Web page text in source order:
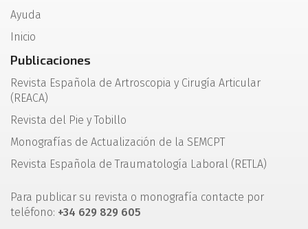
Ayuda
Inicio
Publicaciones
Revista Española de Artroscopia y Cirugía Articular
(REACA)
Revista del Pie y Tobillo
Monografías de Actualización de la SEMCPT
Revista Española de Traumatología Laboral (RETLA)
Para publicar su revista o monografía contacte por
teléfono: +34 629 829 605